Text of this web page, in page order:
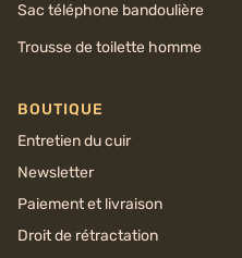
Sac téléphone bandoulière
Trousse de toilette homme
BOUTIQUE
Entretien du cuir
Newsletter
Paiement et livraison
Droit de rétractation